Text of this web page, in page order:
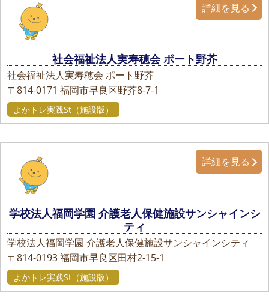
社会福祉法人実寿穂会 ポート野芥
社会福祉法人実寿穂会 ポート野芥
〒814-0171 福岡市早良区野芥8-7-1
詳細を見る
よかトレ実践St（施設版）
学校法人福岡学園 介護老人保健施設サンシャインシ
ティ
学校法人福岡学園 介護老人保健施設サンシャインシティ
〒814-0193福岡市早良区田村2-15-1
詳細を見る
よかトレ実践St（施設版）